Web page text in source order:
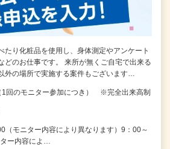
たり化粧品を使用し、身体測定やアンケート
どのお仕事です。 来所が無くご自宅で出来る
外の場所で実施する案件もございます…
1回のモニター参加につき） ※完全出来高制
（モニター内容により異なります）9：00～
ー内容によ…